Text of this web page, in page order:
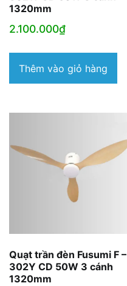
1320mm
2.100.000₫
Thêm vào giỏ hàng
Quạt trần đèn Fusumi F –
302Y CD 50W 3 cánh
1320mm